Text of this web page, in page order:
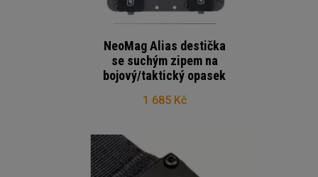
NeoMag Alias destička
se suchým zipem na
bojový/taktický opasek
1 685 Kč